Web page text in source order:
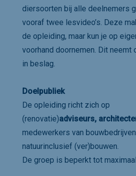
diersoorten bij alle deelnemers
vooraf twee lesvideo’s. Deze
de opleiding, maar kun je op
voorhand doornemen. Dit neemt
in beslag.
Doelpubliek
De opleiding richt zich op
(renovatie)adviseurs,
medewerkers van
natuurinclusief (ver)bouwen.
De groep is beperkt tot